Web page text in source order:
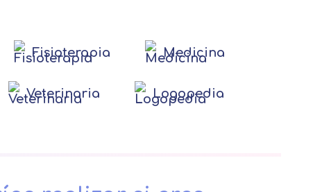
Fisioterapia Medicina
Veterinaria Logopedia